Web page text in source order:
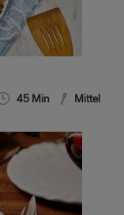
45 Min Mittel